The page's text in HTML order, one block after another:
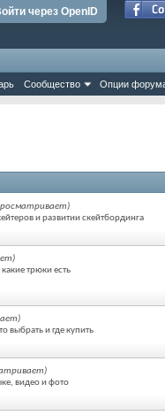
через OpenID
Сообщество Опции
и развитии скейтбординга
трюки есть
выбрать и где купить
видео и фото